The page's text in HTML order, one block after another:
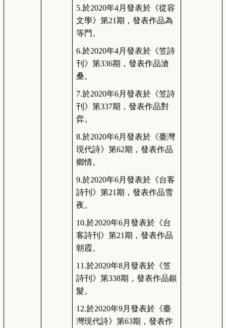
5.於2020年4月發表於《從容
文學》第21期，發表作品為
等門。
6.於2020年4月發表於《笠詩
刊》第336期，發表作品滄
桑。
7.於2020年6月發表於《笠詩
刊》第337期，發表作品對
弈。
8.於2020年6月發表於《臺灣
現代詩》第62期，發表作品
鄉情。
9.於2020年6月發表於《台客
詩刊》第21期，發表作品雪
夜。
10.於2020年6月發表於《台
客詩刊》第21期，發表作品
朝霞。
11.於2020年8月發表於《笠
詩刊》第338期，發表作品銀
髮。
12.於2020年9月發表於《臺
灣現代詩》第63期，發表作